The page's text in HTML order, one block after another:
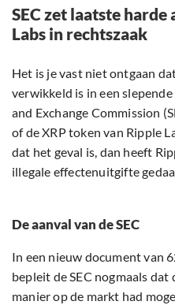
SEC zet laatste
Labs in rechtszaak
Het is je vast niet ontgaan
verwikkeld is in een
and Exchange Commission
of de XRP token van Ripple
dat het geval is, dan heeft
illegale effectenuitgifte
De aanval van de SEC
In een nieuw document van
bepleit de SEC nogmaals
manier op de markt had